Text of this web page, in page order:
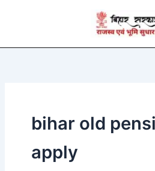
bihar old
apply